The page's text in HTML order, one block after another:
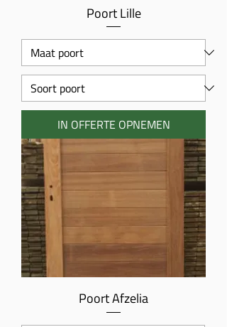
Poort Lille
IN OFFERTE OPNEMEN
Poort Afzelia